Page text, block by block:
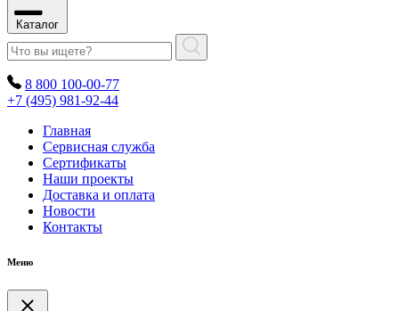
Каталог
8 800 100-00-77
+7 (495) 981-92-44
Главная
Сервисная служба
Сертификаты
Наши проекты
Доставка и оплата
Новости
Контакты
Меню